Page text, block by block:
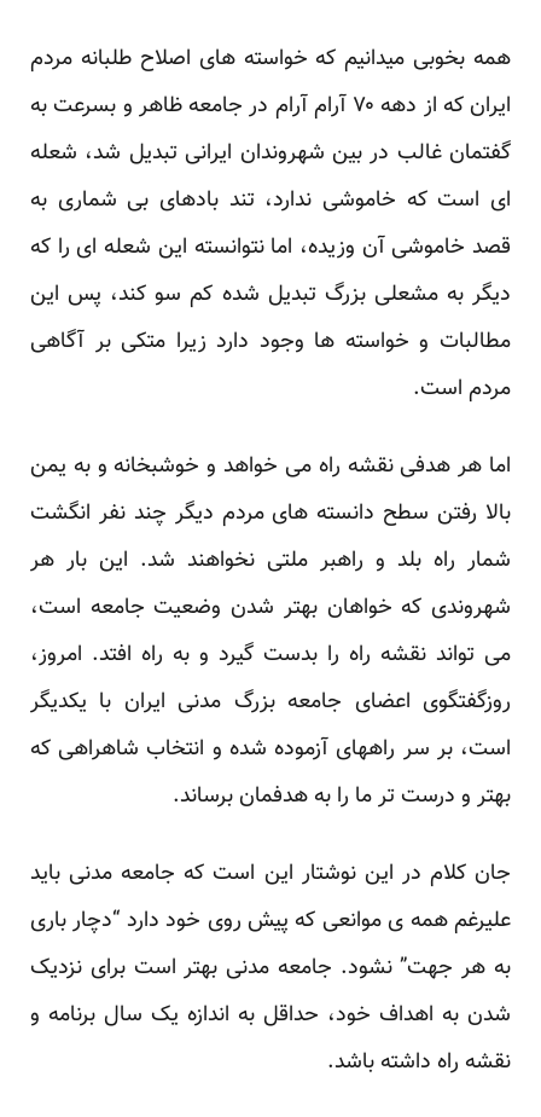
همه بخوبی میدانیم که خواسته های اصلاح طلبانه مردم
ایران که از دهه ۷۰ آرام آرام در جامعه ظاهر و بسرعت به
گفتمان غالب در بین شهروندان ایرانی تبدیل شد، شعله
ای است که خاموشی ندارد، تند بادهای بی شماری به
قصد خاموشی آن وزیده، اما نتوانسته این شعله ای را که
دیگر به مشعلی بزرگ تبدیل شده کم سو کند، پس این
مطالبات و خواسته ها وجود دارد زیرا متکی بر آگاهی
مردم است.
اما هر هدفی نقشه راه می خواهد و خوشبخانه و به یمن
بالا رفتن سطح دانسته های مردم دیگر چند نفر انگشت
شمار راه بلد و راهبر ملتی نخواهند شد. این بار هر
شهروندی که خواهان بهتر شدن وضعیت جامعه است،
می تواند نقشه راه را بدست گیرد و به راه افتد. امروز،
روزگفتگوی اعضای جامعه بزرگ مدنی ایران با یکدیگر
است، بر سر راههای آزموده شده و انتخاب شاهراهی که
بهتر و درست تر ما را به هدفمان برساند.
جان کلام در این نوشتار این است که جامعه مدنی باید
علیرغم همه ی موانعی که پیش روی خود دارد “دچار باری
به هر جهت” نشود. جامعه مدنی بهتر است برای نزدیک
شدن به اهداف خود، حداقل به اندازه یک سال برنامه و
نقشه راه داشته باشد.